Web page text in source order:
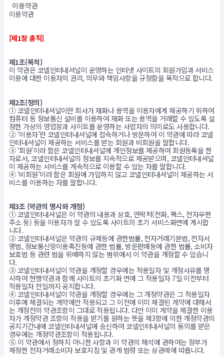
이용약관
이용약관
[제1장 총칙]
제1조(목적)
이 약관은 코넬인터내셔널이 운영하는 인터넷 사이트의 회원가입과 서비스
이용에 대한 이용자의 권리, 의무와 책임사항을 규정함을 목적으로 합니다.
제2조(정의)
① 코넬인터내셔널이란 회사가 재화나 용역을 이용자에게 제공하기 위하여
컴퓨터 등 정보통신 설비를 이용하여 재화 또는 용역을 거래할 수 있도록 설
정한 가상의 영업장과 사이트를 운영하는 사업자의 의미로도 사용합니다.
② ‘이용자’란 코넬인터내셔널에 접속하거나 방문하여 이 약관에 따라 코넬
인터내셔널이 제공하는 서비스를 받는 회원과 비회원을 말합니다.
③ ‘회원’이라 함은 코넬인터내셔널에 개인정보를 제공하여 회원등록을 한
자로서, 코넬인터내셔널의 정보를 지속적으로 제공받으며, 코넬인터내셔널
이 제공하는 서비스를 계속적으로 이용할 수 있는 자를 말합니다.
④ ‘비회원’이라 함은 회원에 가입하지 않고 코넬인터내셔널이 제공하는 서
비스를 이용하는 자를 말합니다.
제3조 (약관의 명시와 개정)
① 코넬인터내셔널은 이 약관의 내용과 상호, 연락처(전화, 팩스, 전자우편
주소 등) 등을 이용자가 알 수 있도록 사이트의 초기 서비스화면에 게시합
니다.
② 코넬인터내셔널은 약관의 규제등에 관한법률, 전자거래기본법, 전자서
명법, 정보통신망이용촉진등에 관한 법률, 방문판매등에 관한 법률, 소비자
보호법 등 관련 법을 위배하지 않는 범위에서 이 약관을 개정할 수 있습니
다.
③ 코넬인터내셔널이 약관을 개정할 경우에는 적용일자 및 개정사유를 명
시하여 현행약관과 함께 사이트의 초기화 면에 그 적용일자 7일 이전부터
적용일자 전일까지 공지합니다.
④ 코넬인터내셔널이 약관을 개정할 경우에는 그 개정약관은 그 적용일자
이후에 체결되는 계약에만 적용되고 그 이전에 이미 체결된 계약에 대해서
는 개정전의 약관조항이 그대로 적용됩니다. 다만 이미 계약을 체결한 이용
자가 개정약관 조항의 적용을 받기를 원하는 뜻을 제3항에 의한 개정약관의
공지기간내에 코넬인터내셔널에 송신하여 코넬인터내셔널의 동의를 받은
경우에는 개정약관조항이 적용됩니다.
⑤ 이 약관에서 정하지 아니한 사항과 이 약관의 해석에 관하여는 정부가
제정한 전자거래소비자 보호지침 및 관계 법령 또는 상관례에 따릅니다.